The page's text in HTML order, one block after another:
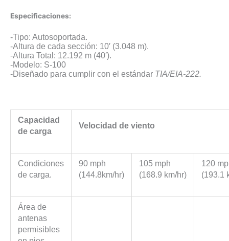
Especificaciones:
-Tipo: Autosoportada.
-Altura de cada sección: 10′ (3.048 m).
-Altura Total: 12.192 m (40′).
-Modelo: S-100
-Diseñado para cumplir con el estándar TIA/EIA​-222.
Capacidad
de carga
Velocidad de viento
Condiciones
de carga.
90 mph
(144.8km/hr)
105 mph
(168.9 km/hr)
120
(193.1
Área de
antenas
permisibles